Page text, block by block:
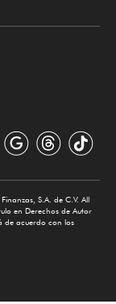
S.A. de C.V. All
en Derechos de Autor
de acuerdo con los